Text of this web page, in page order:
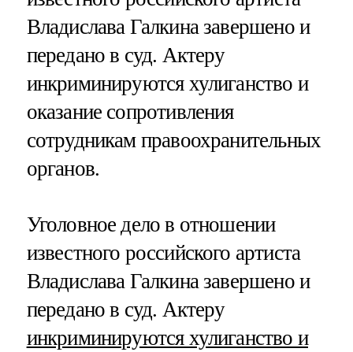
Владислава Галкина завершено и
передано в суд. Актеру
инкриминируются хулиганство и
оказание сопротивления
сотрудникам правоохранительных
органов.
Уголовное дело в отношении
известного российского артиста
Владислава Галкина завершено и
передано в суд. Актеру
инкриминируются хулиганство и